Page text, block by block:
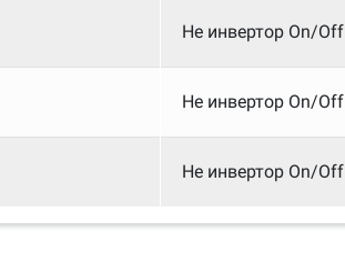
Не инвертор On/Off
Не инвертор On/Off
Не инвертор On/Off